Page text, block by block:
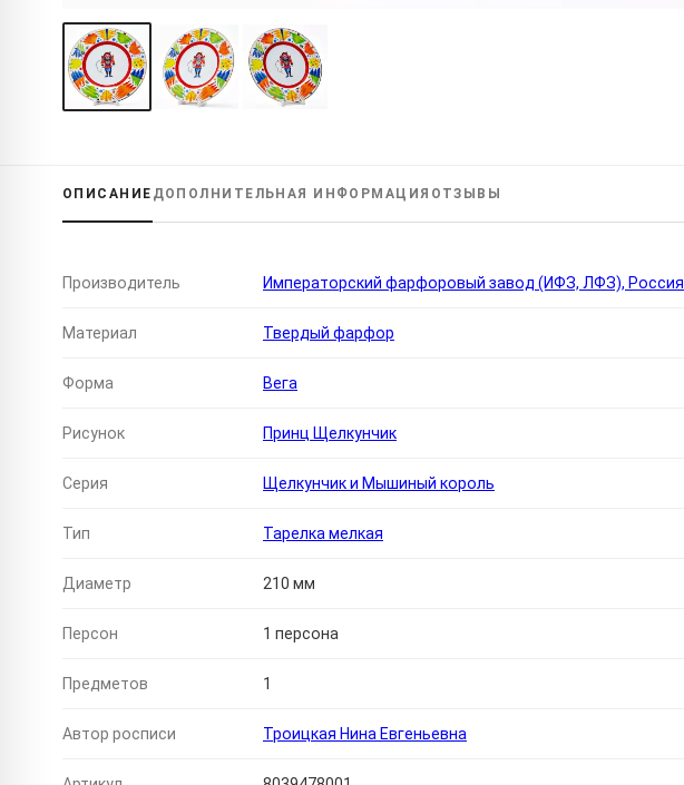
ОПИСАНИЕ ДОПОЛНИТЕЛЬНАЯ ИНФОРМАЦИЯ ОТЗЫВЫ
Производитель Императорский фарфоровый завод (ИФЗ, ЛФЗ), Россия
Материал Твердый фарфор
Форма Вега
Рисунок Принц Щелкунчик
Серия Щелкунчик и Мышиный король
Тип Тарелка мелкая
Диаметр 210 мм
Персон 1 персона
Предметов 1
Автор росписи Троицкая Нина Евгеньевна